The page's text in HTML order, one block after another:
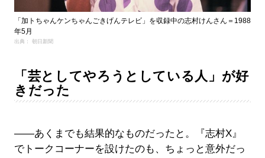
「加トちゃんケンちゃんごきげんテレビ」を収録中の志村けんさん＝1988
年5月
出典： 朝日新聞
「芸としてやろうとしている人」が好
きだった
――あくまでも結果的なものだったと。『志村X』
でトークコーナーを設けたのも、ちょっと意外だっ